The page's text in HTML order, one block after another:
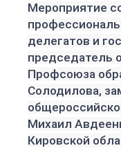
Мероприятие
делегатов и
председатель
Профсоюза
Солодилова,
Михаил
Кировской